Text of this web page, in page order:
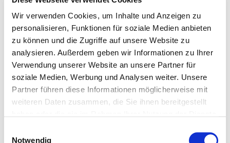
Wir verwenden Cookies, um Inhalte und Anzeigen zu
personalisieren, Funktionen für soziale Medien anbieten
zu können und die Zugriffe auf unsere Website zu
analysieren. Außerdem geben wir Informationen zu Ihrer
Verwendung unserer Website an unsere Partner für
soziale Medien, Werbung und Analysen weiter. Unsere
Partner führen diese Informationen möglicherweise mit
weiteren Daten zusammen, die Sie ihnen bereitgestellt
Notwendig
Kulturelle Einrichtungen
Digital Signage
Imagebroschüre
Produktlinien Signaletik 2026
Produktlinien barrierefrei 2026